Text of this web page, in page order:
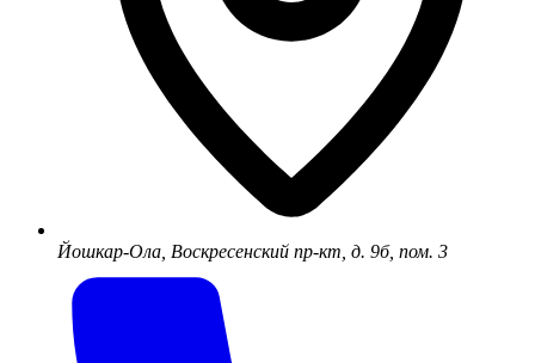
Йошкар-Ола, Воскресенский пр-кт, д. 9б, пом. 3